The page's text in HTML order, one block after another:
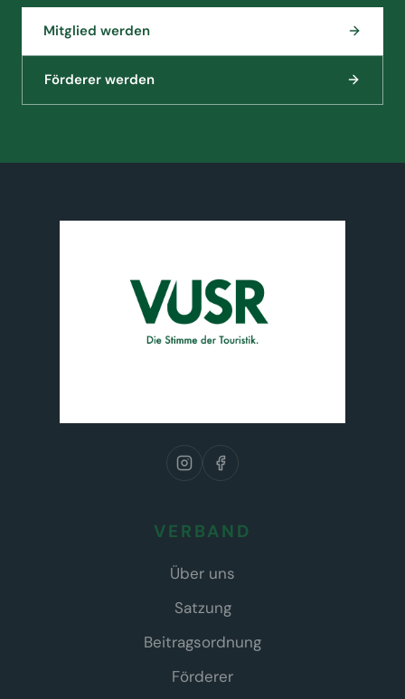
Mitglied werden
Förderer werden
VERBAND
Über uns
Satzung
Beitragsordnung
Förderer